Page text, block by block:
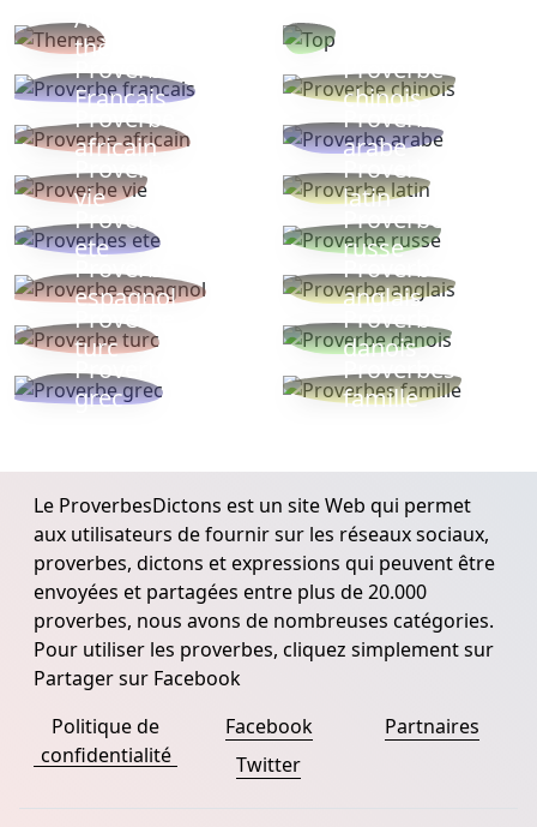
Autres
thèmes
Proverbe
Français
Proverbe
chinois
Proverbe
africain
Proverbe
arabe
Proverbe
vie
Proverbe
latin
Proverbes
ete
Proverbe
russe
Proverbe
espagnol
Proverbe
anglais
Proverbe
turc
Proverbe
danois
Proverbe
grec
Proverbes
famille
Le ProverbesDictons est un site Web qui permet
aux utilisateurs de fournir sur les réseaux sociaux,
proverbes, dictons et expressions qui peuvent être
envoyées et partagées entre plus de 20.000
proverbes, nous avons de nombreuses catégories.
Pour utiliser les proverbes, cliquez simplement sur
Partager sur Facebook
Politique de
confidentialité
Facebook
Twitter
Partnaires